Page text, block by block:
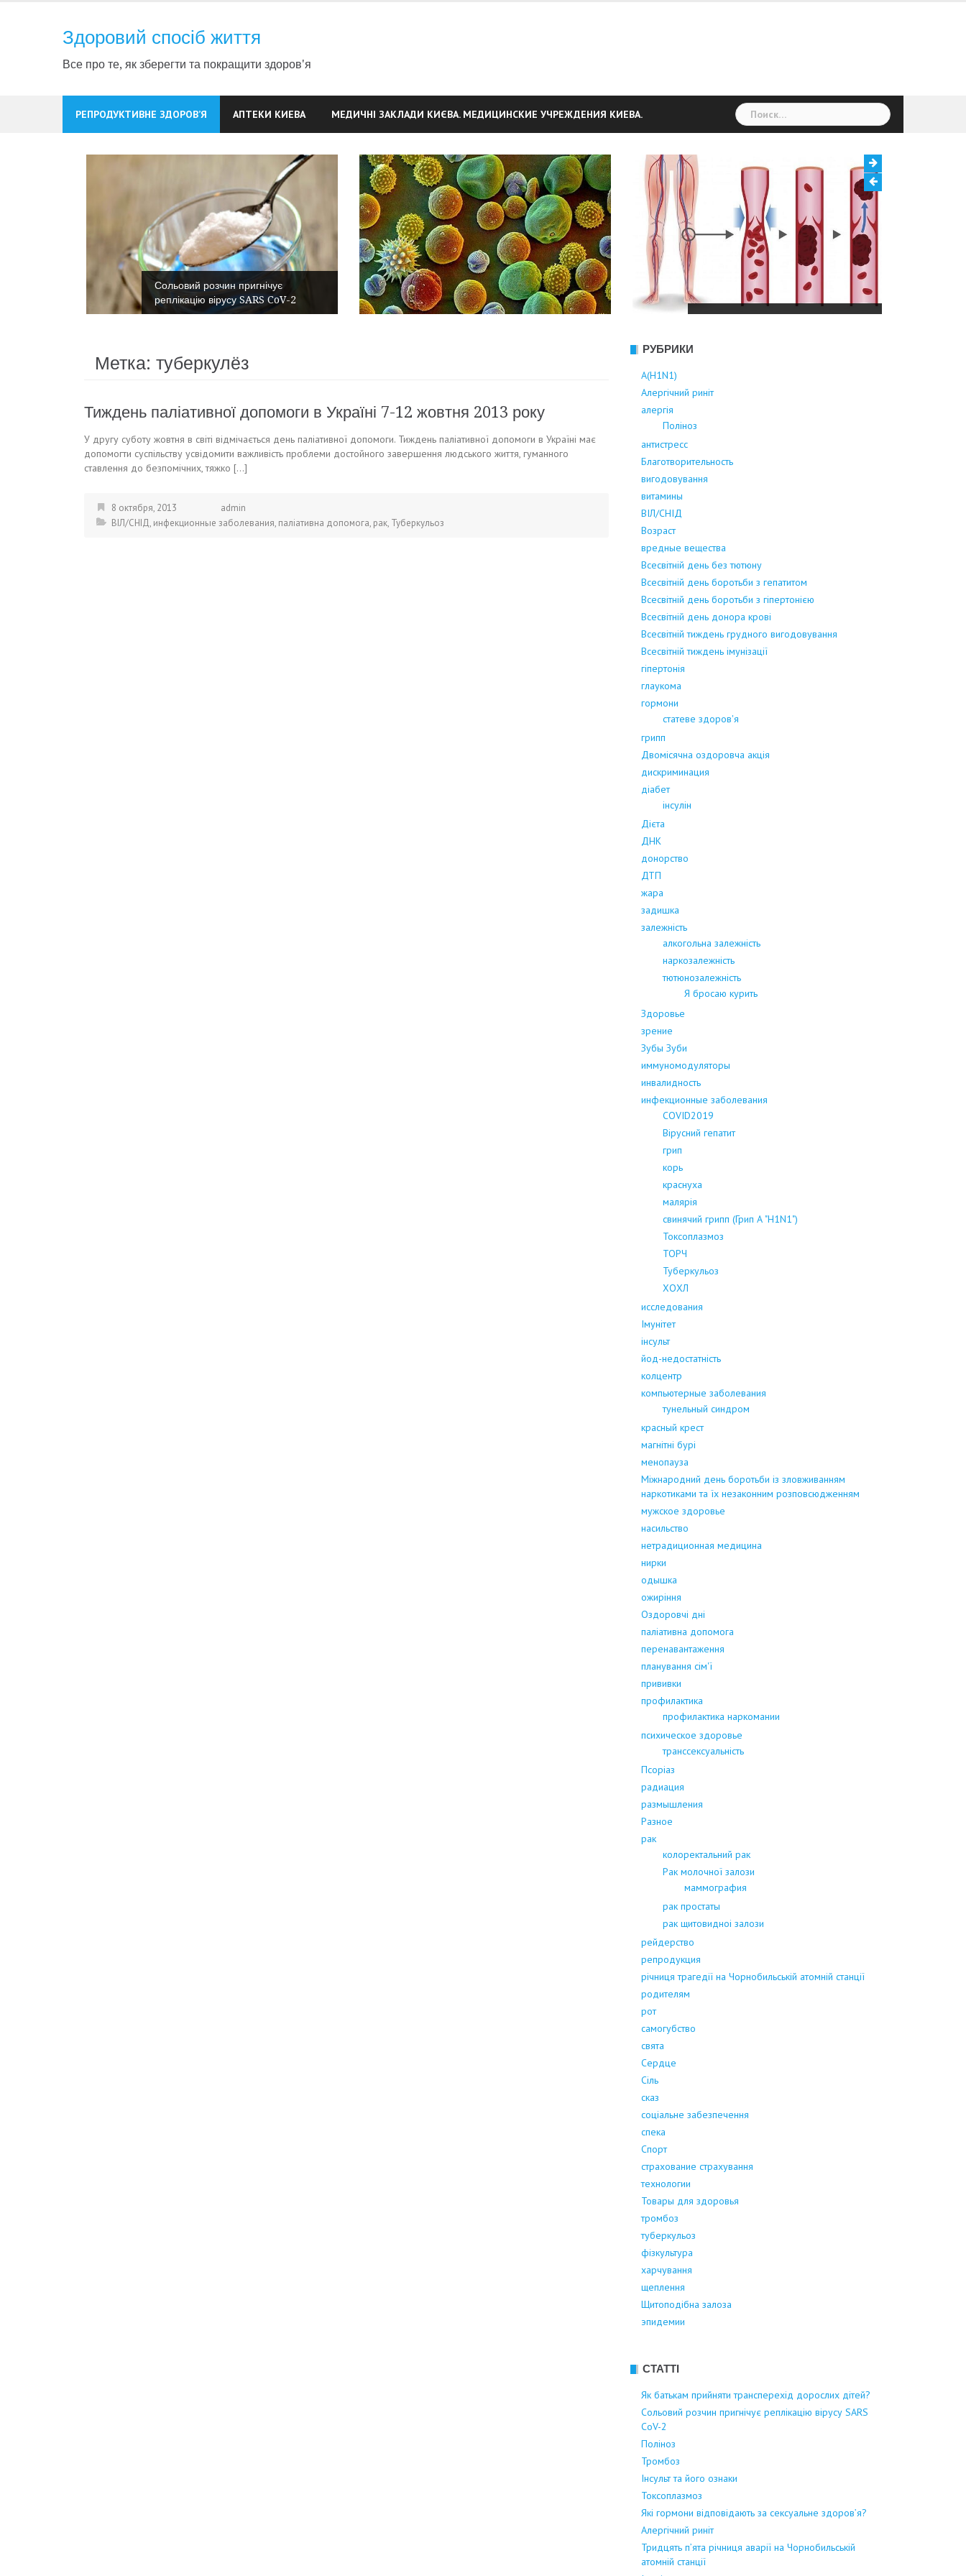
Здоровий спосіб життя
Все про те, як зберегти та покращити здоров'я
РЕПРОДУКТИВНЕ ЗДОРОВ’Я АПТЕКИ КИЕВА МЕДИЧНІ ЗАКЛАДИ КИЄВА. МЕДИЦИНСКИЕ УЧРЕЖДЕНИЯ КИЕВА. Найти:
Сольовий розчин пригнічує
реплікацію вірусу SARS CoV-2
Тромбоз
Метка: туберкулёз
Тиждень паліативної допомоги в Україні 7-12 жовтня 2013 року
У другу суботу жовтня в світі відмічається день паліативної допомоги. Тиждень паліативної допомоги в Україні має
допомогти суспільству усвідомити важливість проблеми достойного завершення людського життя, гуманного
ставлення до безпомічних, тяжко […]
8 октября, 2013
admin
ВІЛ/СНІД, инфекционные заболевания, паліативна допомога, рак, Туберкульоз
РУБРИКИ
А(Н1N1)
Алергічний риніт
алергія
Поліноз
антистресс
Благотворительность
вигодовування
витамины
ВІЛ/СНІД
Возраст
вредные вещества
Всесвітній день без тютюну
Всесвітній день боротьби з гепатитом
Всесвітній день боротьби з гіпертонією
Всесвітній день донора крові
Всесвітній тиждень грудного вигодовування
Всесвітній тиждень імунізації
гіпертонія
глаукома
гормони
статеве здоров'я
грипп
Двомісячна оздоровча акція
дискриминация
діабет
інсулін
Дієта
ДНК
донорство
ДТП
жара
задишка
залежність
алкогольна залежність
наркозалежність
тютюнозалежність
Я бросаю курить
Здоровье
зрение
Зубы Зуби
иммуномодуляторы
инвалидность
инфекционные заболевания
COVID2019
Вірусний гепатит
грип
корь
краснуха
малярія
свинячий грипп (Грип А "H1N1")
Токсоплазмоз
ТОРЧ
Туберкульоз
ХОХЛ
исследования
Імунітет
інсульт
йод-недостатність
колцентр
компьютерные заболевания
тунельный синдром
красный крест
магнітні бурі
менопауза
Міжнародний день боротьби із зловживанням
наркотиками та їх незаконним розповсюдженням
мужское здоровье
насильство
нетрадиционная медицина
нирки
одышка
ожиріння
Оздоровчі дні
паліативна допомога
перенавантаження
планування сім'ї
прививки
профилактика
профилактика наркомании
психическое здоровье
транссексуальність
Псоріаз
радиация
размышления
Разное
рак
колоректальний рак
Рак молочної залози
маммография
рак простаты
рак щитовидноі залози
рейдерство
репродукция
річниця трагедії на Чорнобильській атомній станції
родителям
рот
самогубство
свята
Сердце
Сіль
сказ
соціальне забезпечення
спека
Спорт
страхование страхування
технологии
Товары для здоровья
тромбоз
туберкульоз
фізкультура
харчування
щеплення
Щитоподібна залоза
эпидемии
СТАТТІ
Як батькам прийняти трансперехід дорослих дітей?
Сольовий розчин пригнічує реплікацію вірусу SARS
CoV-2
Поліноз
Тромбоз
Інсульт та його ознаки
Токсоплазмоз
Які гормони відповідають за сексуальне здоров’я?
Алергічний риніт
Тридцять п’ята річниця аварії на Чорнобильській
атомній станції